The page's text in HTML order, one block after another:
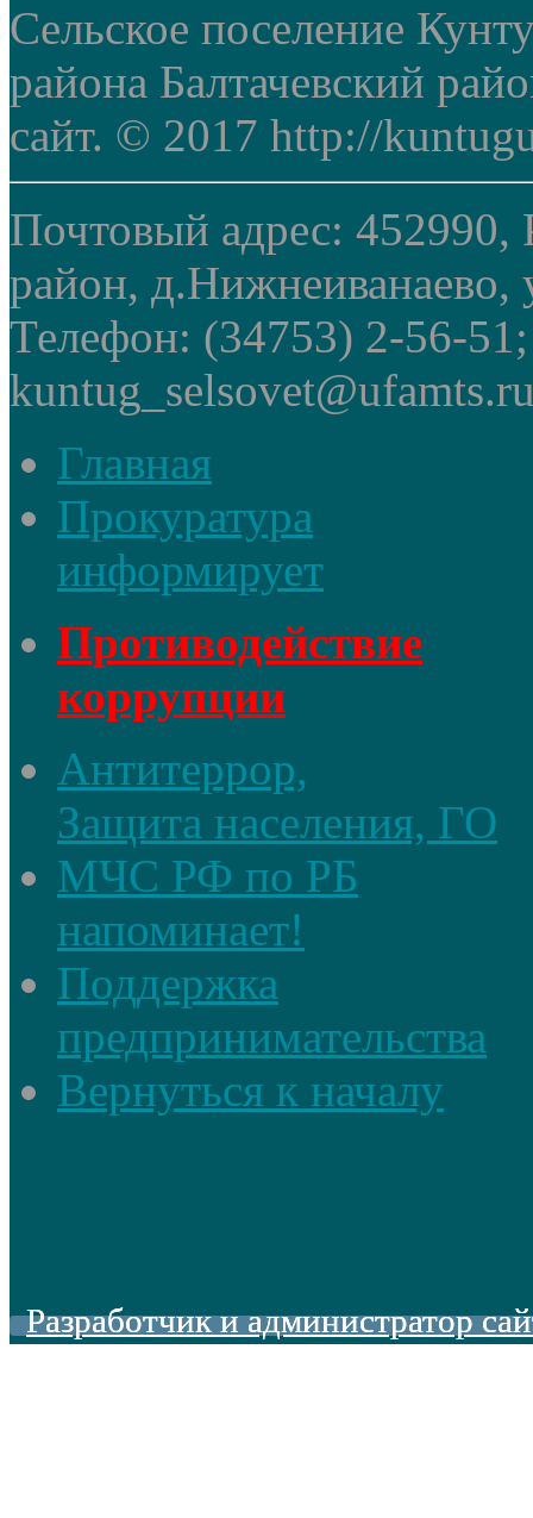
Сельское поселение
района Балтачевский
сайт. © 2017 http://
Почтовый адрес: 452990,
район, д.Нижнеиванаево,
Телефон: (34753) 2-56-
Главная
Прокуратура
информирует
Противодействие
коррупции
Антитеррор,
Защита населения, ГО
МЧС РФ по РБ
напоминает!
Поддержка
предпринимательства
Вернуться к началу
Разработчик и администратор